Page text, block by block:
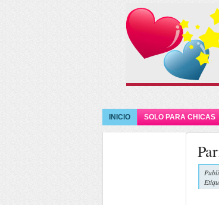
INICIO SOLO PARA CHICAS